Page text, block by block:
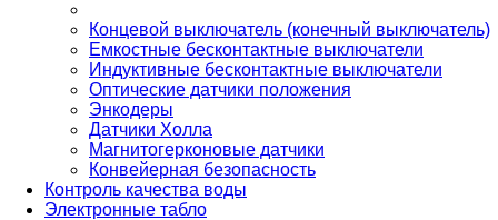
Концевой выключатель (конечный выключатель)
Емкостные бесконтактные выключатели
Индуктивные бесконтактные выключатели
Оптические датчики положения
Энкодеры
Датчики Холла
Магнитогерконовые датчики
Конвейерная безопасность
Контроль качества воды
Электронные табло